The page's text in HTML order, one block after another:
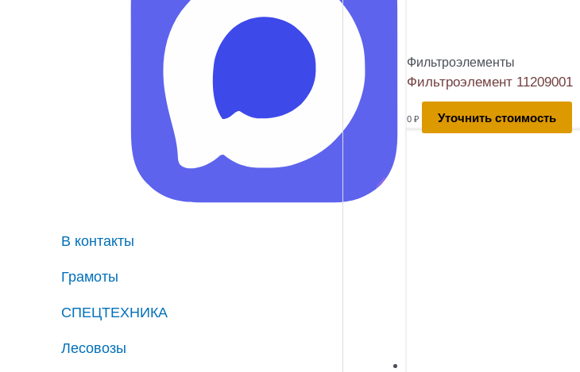
В контакты
Грамоты
СПЕЦТЕХНИКА
Лесовозы
Фильтроэлементы
Фильтроэлемент 11209001
0 ₽ Уточнить стоимость